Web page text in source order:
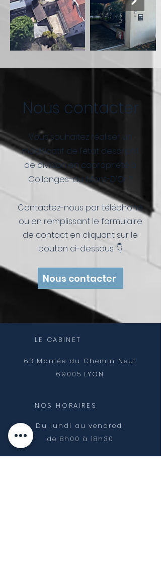
Nous contacter
Vous souhaitez réaliser un
modificatif de l'état descriptif
de division en copropriété à
Collonges-au-Mont-D'Or ?
Contactez-nous par téléphone
ou en remplissant le formulaire
de contact en cliquant sur le
bouton ci-dessous. 👇
Nous contacter
LE CABINET
63 Montée du Chemin Neuf
69005 LYON
NOS HORAIRES
Du lundi au vendredi
de 8h00 à18h30